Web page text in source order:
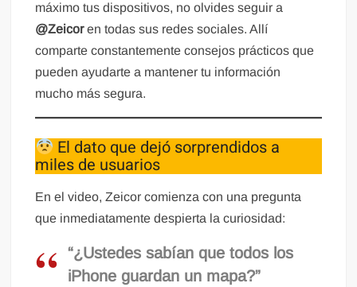
máximo tus dispositivos, no olvides seguir a
@Zeicoren todas sus redes sociales. Allí
comparte constantemente consejos prácticos que
pueden ayudarte a mantener tu información
mucho más segura.
El dato que dejó sorprendidos a
miles de usuarios
En el video, Zeicor comienza con una pregunta
que inmediatamente despierta la curiosidad:
“¿Ustedes sabían que todos los
iPhone guardan un mapa?”